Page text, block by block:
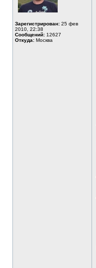
Зарегистрирован: 25 фев
2010, 22:38
Сообщений: 12627
Откуда: Москва